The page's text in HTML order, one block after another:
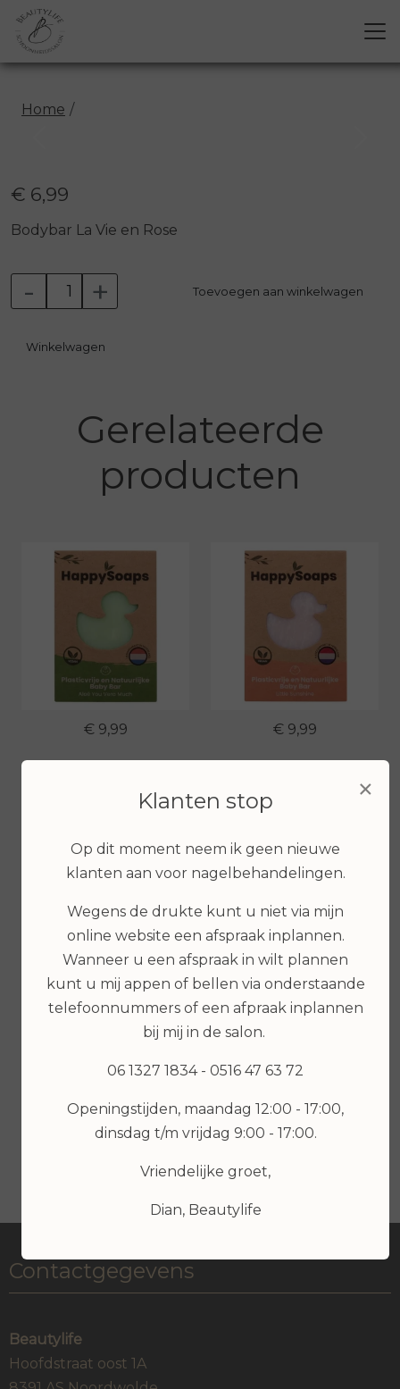
Home
€ 6,99
Bodybar La Vie en Rose
- + Toevoegen aan winkelwagen
Winkelwagen
Gerelateerde
producten
€ 9,99 € 9,99
€ 7,99
Bekijken
Contactgegevens
Beautylife
Hoofdstraat oost 1A
×
Klanten stop
Op dit moment neem ik geen nieuwe
klanten aan voor nagelbehandelingen.
Wegens de drukte kunt u niet via mijn
online website een afspraak inplannen.
Wanneer u een afspraak in wilt plannen
kunt u mij appen of bellen via onderstaande
telefoonnummers of een afpraak inplannen
bij mij in de salon.
06 1327 1834 - 0516 47 63 72
Openingstijden, maandag 12:00 - 17:00,
dinsdag t/m vrijdag 9:00 - 17:00.
Vriendelijke groet,
Dian, Beautylife